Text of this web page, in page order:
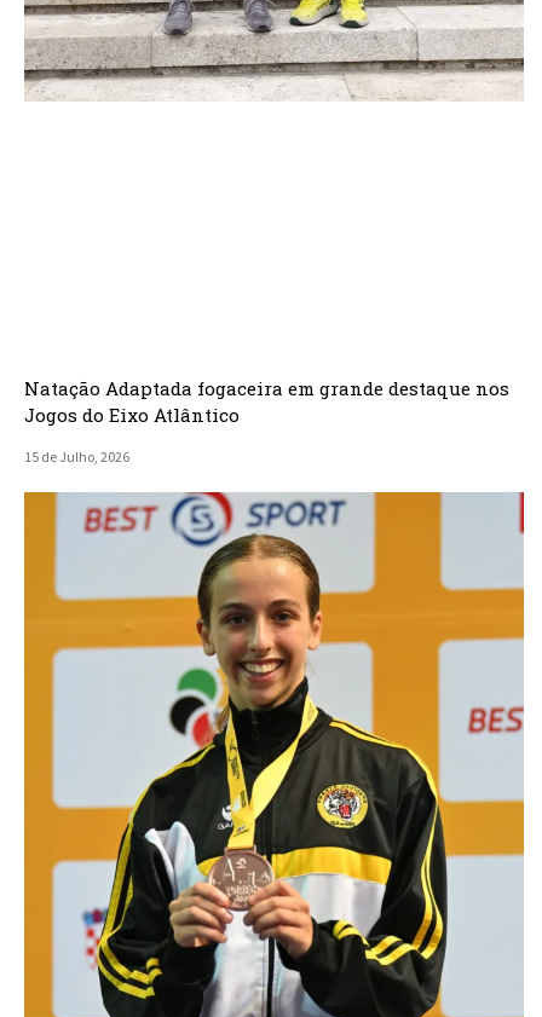
Natação Adaptada fogaceira em grande destaque nos
Jogos do Eixo Atlântico
15 de Julho, 2026